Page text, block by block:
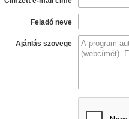
Feladó neve
Ajánlás szövege